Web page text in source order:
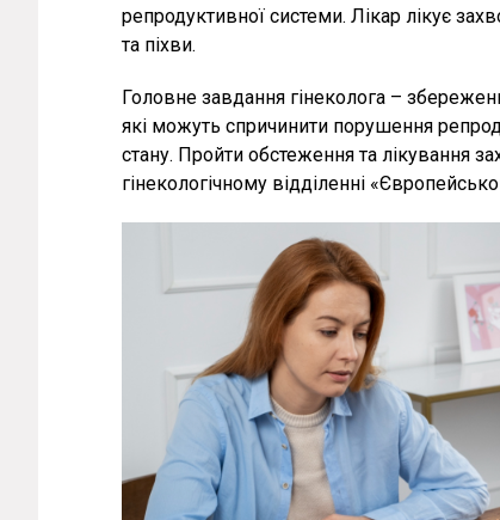
репродуктивної системи. Лікар лікує
та піхви.
Головне завдання гінеколога –
які можуть спричинити порушення
стану. Пройти обстеження та лікування
гінекологічному відділенні